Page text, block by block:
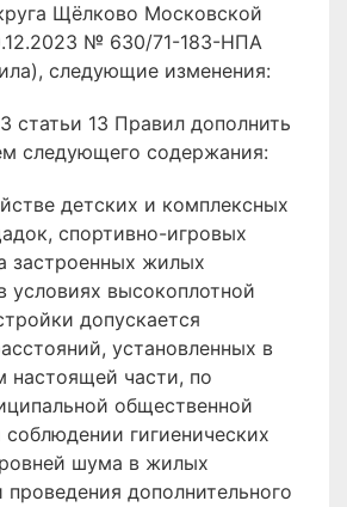
Щёлково Московской
№ 630/71-183-НПА
следующие изменения:
статьи 13 Правил дополнить
следующего содержания:
детских и комплексных
спортивно-игровых
застроенных жилых
условиях высокоплотной
допускается
установленных в
настоящей части, по
общественной
гигиенических
шума в жилых
дополнительного